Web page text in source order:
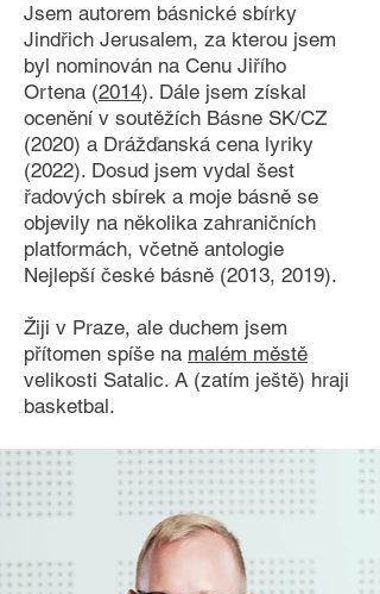
Jsem autorem básnické sbírky
Jindřich Jerusalem, za kterou jsem
byl nominován na Cenu Jiřího
Ortena (2014). Dále jsem získal
ocenění v soutěžích Básne SK/CZ
(2020) a Drážďanská cena lyriky
(2022). Dosud jsem vydal šest
řadových sbírek a moje básně se
objevily na několika zahraničních
platformách, včetně antologie
Nejlepší české básně (2013, 2019).
Žiji v Praze, ale duchem jsem
přítomen spíše na malém městě
velikosti Satalic. A (zatím ještě) hraji
basketbal.